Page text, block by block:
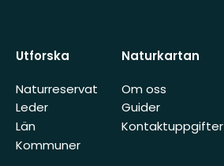
Utforska
Naturreservat
Leder
Län
Kommuner
Naturkartan
Om oss
Guider
Kontaktuppgifter